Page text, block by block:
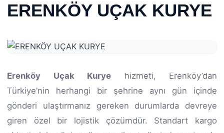
ERENKÖY UÇAK KURYE
Erenköy Uçak Kurye hizmeti, Erenköy’dan
Türkiye’nin herhangi bir şehrine aynı gün içinde
gönderi ulaştırmanız gereken durumlarda devreye
giren özel bir lojistik çözümdür. Standart kargo